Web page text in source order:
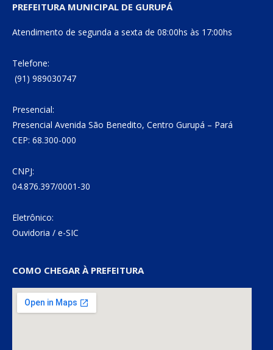
PREFEITURA MUNICIPAL DE GURUPÁ
Atendimento de segunda a sexta de 08:00hs às 17:00hs
Telefone:
(91) 989030747
Presencial:
Presencial Avenida São Benedito, Centro Gurupá – Pará
CEP: 68.300-000
CNPJ:
04.876.397/0001-30
Eletrônico:
Ouvidoria / e-SIC
COMO CHEGAR À PREFEITURA